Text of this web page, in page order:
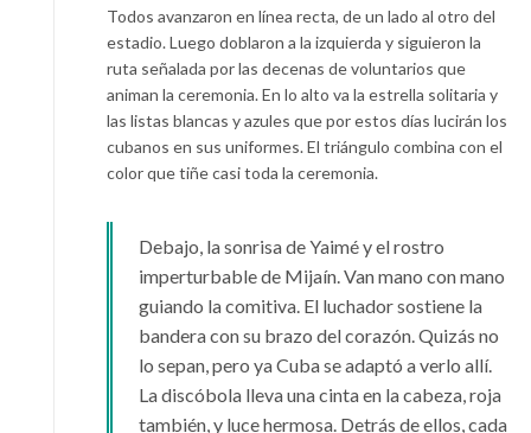
Todos avanzaron en línea recta, de un lado al otro del
estadio. Luego doblaron a la izquierda y siguieron la
ruta señalada por las decenas de voluntarios que
animan la ceremonia. En lo alto va la estrella solitaria y
las listas blancas y azules que por estos días lucirán los
cubanos en sus uniformes. El triángulo combina con el
color que tiñe casi toda la ceremonia.
Debajo, la sonrisa de Yaimé y el rostro
imperturbable de Mijaín. Van mano con mano
guiando la comitiva. El luchador sostiene la
bandera con su brazo del corazón. Quizás no
lo sepan, pero ya Cuba se adaptó a verlo allí.
La discóbola lleva una cinta en la cabeza, roja
también, y luce hermosa. Detrás de ellos, cada